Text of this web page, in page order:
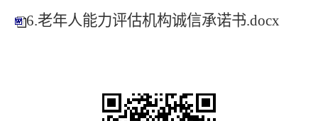
6.老年人能力评估机构诚信承诺书.docx